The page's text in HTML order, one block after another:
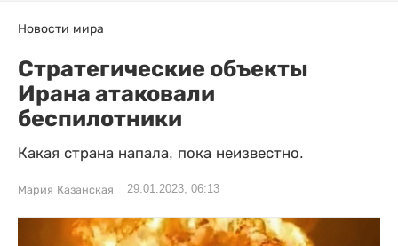
Новости мира
Стратегические объекты
Ирана атаковали
беспилотники
Какая страна напала, пока неизвестно.
Мария Казанская 29.01.2023, 06:13